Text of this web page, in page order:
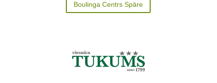
Boulinga Centrs Spāre